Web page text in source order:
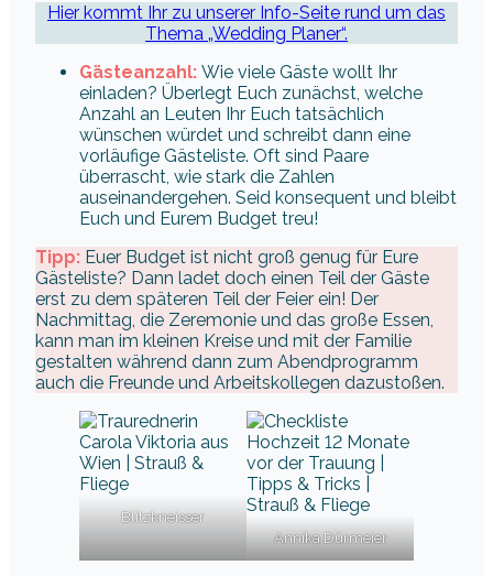
Hier kommt Ihr zu unserer Info-Seite rund um das
Thema „Wedding Planer“.
Gästeanzahl: Wie viele Gäste wollt Ihr
einladen? Überlegt Euch zunächst, welche
Anzahl an Leuten Ihr Euch tatsächlich
wünschen würdet und schreibt dann eine
vorläufige Gästeliste. Oft sind Paare
überrascht, wie stark die Zahlen
auseinandergehen. Seid konsequent und bleibt
Euch und Eurem Budget treu!
Tipp: Euer Budget ist nicht groß genug für Eure
Gästeliste? Dann ladet doch einen Teil der Gäste
erst zu dem späteren Teil der Feier ein! Der
Nachmittag, die Zeremonie und das große Essen,
kann man im kleinen Kreise und mit der Familie
gestalten während dann zum Abendprogramm
auch die Freunde und Arbeitskollegen dazustoßen.
Blitzkneisser
Annika Dürmeier